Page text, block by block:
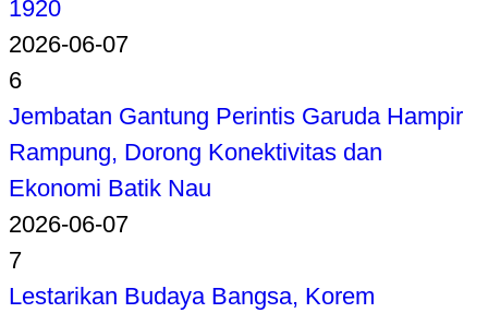
1920
2026-06-07
6
Jembatan Gantung Perintis Garuda Hampir
Rampung, Dorong Konektivitas dan
Ekonomi Batik Nau
2026-06-07
7
Lestarikan Budaya Bangsa, Korem